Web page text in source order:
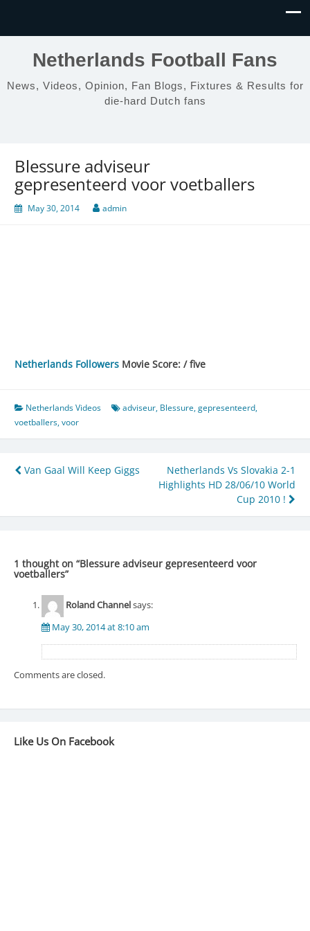
Netherlands Football Fans
News, Videos, Opinion, Fan Blogs, Fixtures & Results for
die-hard Dutch fans
Blessure adviseur
gepresenteerd voor voetballers
May 30, 2014 admin
Netherlands Followers Movie Score: / five
Netherlands Videos adviseur, Blessure,gepresenteerd,
voetballers,voor
Post
Van Gaal Will Keep Giggs
Netherlands Vs Slovakia 2-1
Highlights HD 28/06/10 World
Cup 2010 !
1 thought on “Blessure adviseur gepresenteerd voor
voetballers”
Roland Channelsays:
May 30, 2014 at 8:10 am
Comments are closed.
Like Us On Facebook